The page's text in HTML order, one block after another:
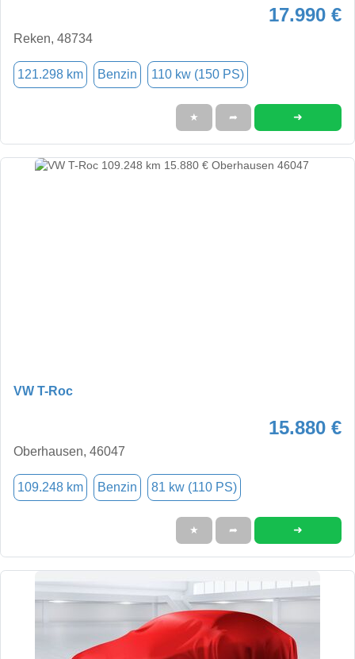
17.990 €
Reken, 48734
121.298 km Benzin 110 kw (150 PS)
★ ➦ ➜
VW T-Roc
15.880 €
Oberhausen, 46047
109.248 km Benzin 81 kw (110 PS)
★ ➦ ➜